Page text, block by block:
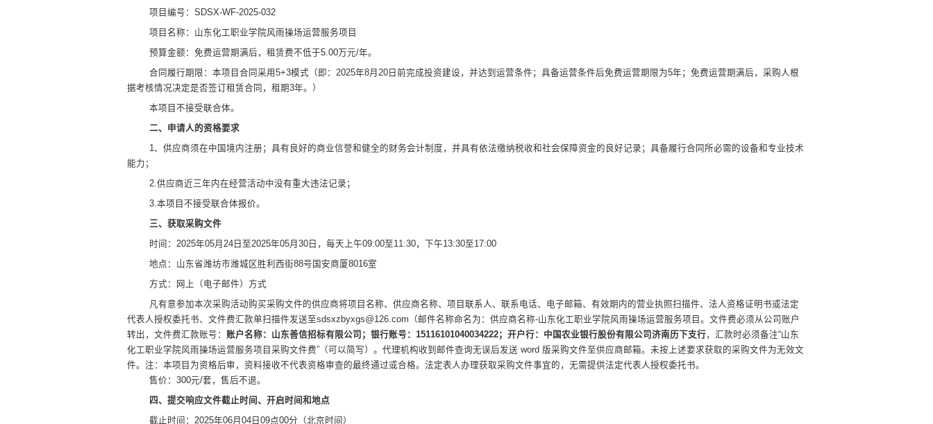
项目编号： SDSX-WF-2025-032
项目名称： 山东化工职业学院风雨操场运营服务项目
预算金额：免费运营期满后，租赁费不低于5.00万元/年。
合同履行期限：本项目合同采用5+3模式（即：2025年8月20日前完成投资建设，并达到运营条件；具备运营条件后免费运营期限为5年；免费运营期满后，采购人根
据考核情况决定是否签订租赁合同，租期3年。 ）
本项目不接受联合体。
二、申请人的资格要求
1、供应商须在中国境内注册；具有良好的商业信誉和健全的财务会计制度，并具有依法缴纳税收和社会保障资金的良好记录；具备履行合同所必需的设备和专业技术
能力；
2.供应商近三年内在经营活动中没有重大违法记录；
3.本项目不接受联合体报价。
三、获取采购文件
时间： 2025年05月 24日至2025年05月 30日，每天上午09:00至11:30，下午13:30至17:00
地点： 山东省潍坊市潍城区胜利西街88号国安商厦8016室
方式：网上（电子邮件）方式
凡有意参加本次采购活动购买采购文件的供应商将项目名称、供应商名称、项目联系人、联系电话、电子邮箱、有效期内的营业执照扫描件、法人资格证明书或法定
代表人授权委托书、文件费汇款单扫描件发送至sdsxzbyxgs@126.com （邮件名称命名为：供应商名称-山东化工职业学院风雨操场运营服务项目。文件费必须从公司账户
转出，文件费汇款账号： 账户名称：山东善信招标有限公司；银行账号： 15116101040034222；开户行：中国农业银行股份有限公司济南历下支行，汇款时必须备注“山东
化工职业学院风雨操场运营服务项目采购文件费”（可以简写）。代理机构收到邮件查询无误后发送 word 版采购文件至供应商邮箱。未按上述要求获取的采购文件为无效文
件。注：本项目为资格后审，资料接收不代表资格审查的最终通过或合格。法定表人办理获取采购文件事宜的，无需提供法定代表人授权委托书。
售价： 300元/套，售后不退。
四、提交响应文件截止时间、开启时间和地点
截止时间： 2025年06月 04日 09点00分（北京时间）